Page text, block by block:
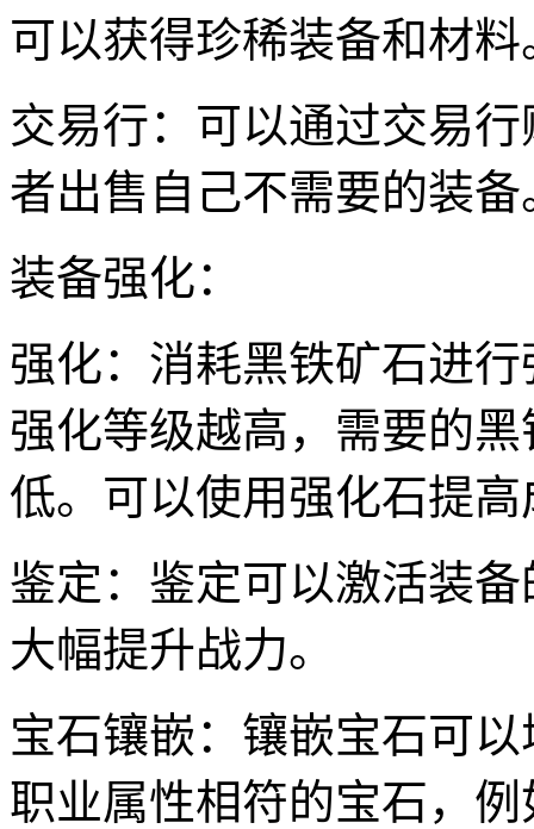
可以获得珍稀装备和材料
交易行：可以通过交易
者出售自己不需要的装备
装备强化：
强化：消耗黑铁矿石进
强化等级越高，需要的
低。可以使用强化石提
鉴定：鉴定可以激活装
大幅提升战力。
宝石镶嵌：镶嵌宝石可
职业属性相符的宝石，